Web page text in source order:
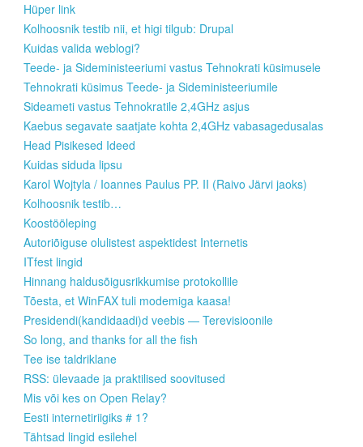
Hüper link
Kolhoosnik testib nii, et higi tilgub: Drupal
Kuidas valida weblogi?
Teede- ja Sideministeeriumi vastus Tehnokrati küsimusele
Tehnokrati küsimus Teede- ja Sideministeeriumile
Sideameti vastus Tehnokratile 2,4GHz asjus
Kaebus segavate saatjate kohta 2,4GHz vabasagedusalas
Head Pisikesed Ideed
Kuidas siduda lipsu
Karol Wojtyla / Ioannes Paulus PP. II (Raivo Järvi jaoks)
Kolhoosnik testib…
Koostööleping
Autoriõiguse olulistest aspektidest Internetis
ITfest lingid
Hinnang haldusõigusrikkumise protokollile
Tõesta, et WinFAX tuli modemiga kaasa!
Presidendi(kandidaadi)d veebis — Terevisioonile
So long, and thanks for all the fish
Tee ise taldriklane
RSS: ülevaade ja praktilised soovitused
Mis või kes on Open Relay?
Eesti internetiriigiks # 1?
Tähtsad lingid esilehel